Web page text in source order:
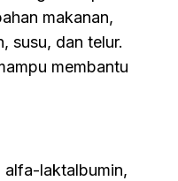
makanan,
susu, dan telur.
membantu
alfa-laktalbumin,